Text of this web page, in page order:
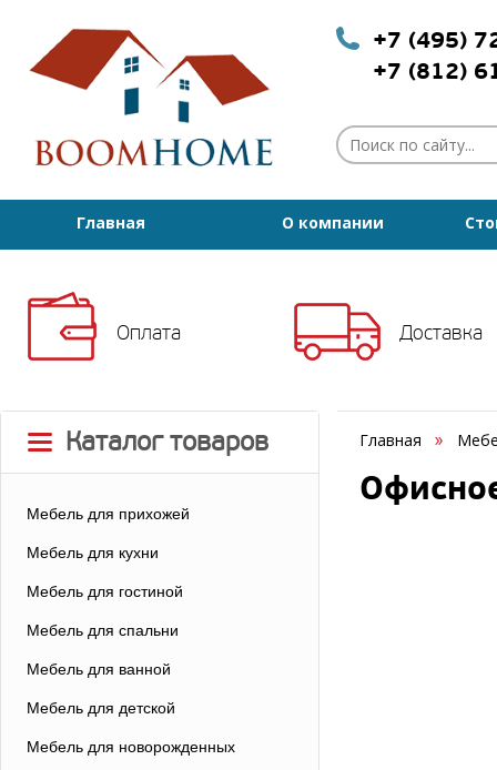
+7 (495)
+7 (812)
Главная О компании
Оплата Доставка
Каталог товаров
Мебель для прихожей
Мебель для кухни
Мебель для гостиной
Мебель для спальни
Мебель для ванной
Мебель для детской
Мебель для новорожденных
Главная